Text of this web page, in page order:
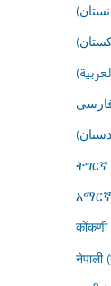
कोंकणी
नेपाली